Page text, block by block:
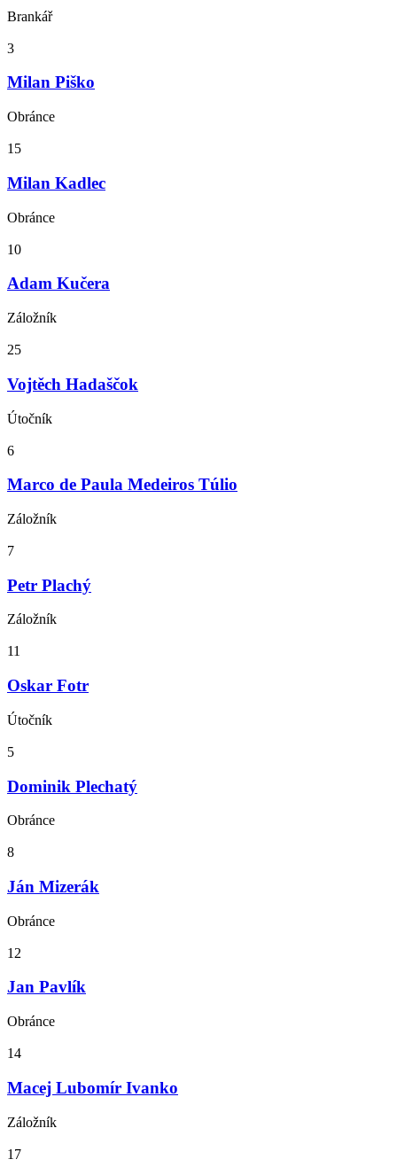
Brankář
3
Milan Piško
Obránce
15
Milan Kadlec
Obránce
10
Adam Kučera
Záložník
25
Vojtěch Hadaščok
Útočník
6
Marco de Paula Medeiros Túlio
Záložník
7
Petr Plachý
Záložník
11
Oskar Fotr
Útočník
5
Dominik Plechatý
Obránce
8
Ján Mizerák
Obránce
12
Jan Pavlík
Obránce
14
Macej Lubomír Ivanko
Záložník
17